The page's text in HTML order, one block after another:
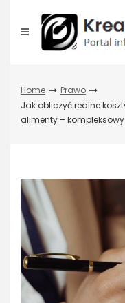
content
Home
Prawo
Jak obliczyć realne
alimenty –